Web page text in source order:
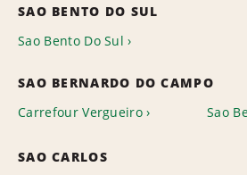
SAO BENTO DO SUL
Sao Bento Do Sul
SAO BERNARDO DO CAMPO
Carrefour Vergueiro
Sao
SAO CARLOS